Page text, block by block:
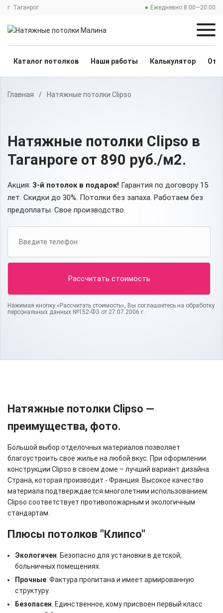
г. Таганрог Ежедневно 8:00—20:00
Каталог потолков Наши работы Калькулятор
Главная / Натяжные потолки Clipso
Натяжные потолки Clipso в
Таганроге от 890 руб./м2.
Акция: 3-й потолок в подарок! Гарантия по договору 15
лет. Скидки до 30%. Потолки без запаха. Работаем без
предоплаты. Свое производство.
Нажимая кнопку «Рассчитать стоимость», Вы соглашаетесь на обработку
персональных данных №152-ФЗ от 27.07.2006 г.
Натяжные потолки Clipso —
преимущества, фото.
Большой выбор отделочных материалов позволяет
благоустроить свое жилье на любой вкус. При оформлении
конструкции Clipso в своем доме – лучший вариант дизайна.
Страна, которая производит - Франция. Высокое качество
материала подтверждается многолетним использованием.
Clipso соответствует противопожарным и экологичным
стандартам.
Плюсы потолков "Клипсо"
Экологичен . Безопасно для установки в детской,
больничных помещениях.
Прочные . Фактура пропитана и имеет армированную
структуру.
Безопасен . Единственное, кому присвоен первый класс